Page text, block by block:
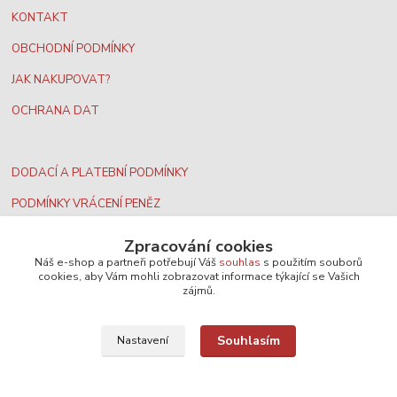
KONTAKT
OBCHODNÍ PODMÍNKY
JAK NAKUPOVAT?
OCHRANA DAT
DODACÍ A PLATEBNÍ PODMÍNKY
PODMÍNKY VRÁCENÍ PENĚZ
Zpracování cookies
Náš e-shop a partneři potřebují Váš souhlas s použitím souborů
cookies, aby Vám mohli zobrazovat informace týkající se Vašich
zájmů.
Nastavení Souhlasím